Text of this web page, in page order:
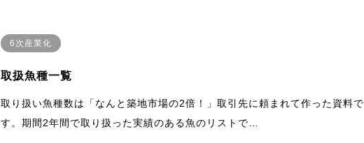
6次産業化
取扱魚種一覧
取り扱い魚種数は「なんと築地市場の2倍！」取引先に頼まれて作った資料で
す。期間2年間で取り扱った実績のある魚のリストで…